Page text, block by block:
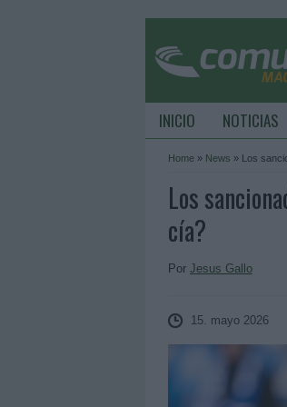
INICIO NOTICIAS
Home » News » Los
Los
cía?
Por Jesus Gallo
15. mayo 2026